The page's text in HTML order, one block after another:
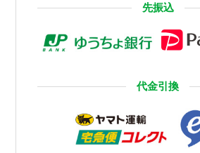
先振込
代金引換